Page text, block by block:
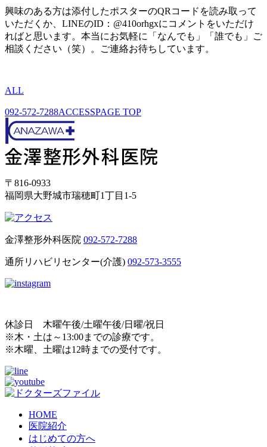
興味のある方は添付したポスターのQRコードを読み取って
いただくか、LINEのID：@410orhgxにコメントをいただけ
ればと思います。本当にお気軽に「なんでも」「誰でも」ご
相談ください（笑）。ご連絡お待ちしています。
ALL
092-572-7288ACCESSPAGE TOP
〒816-0933
福岡県大野城市瑞穂町1丁目1-5
金澤整形外科医院 092-572-7288
通所リハビリセンター(介護) 092-573-3555
休診日 木曜午後/土曜午後/日曜/祝日
※木・土は～13:00までの診療です。
※木曜、土曜は12時までの受付です。
HOME
医院紹介
はじめての方へ